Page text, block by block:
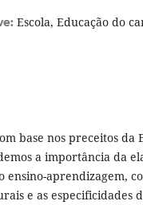
Escola, Educação do
base nos preceitos da
a importância da
ensino-aprendizagem,
e as especificidades